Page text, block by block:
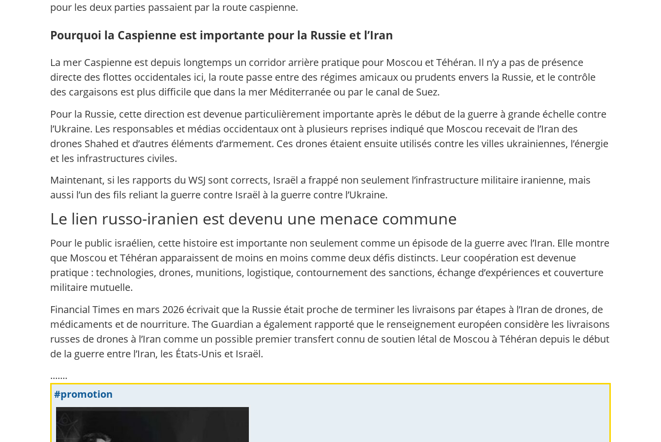
pour les deux parties passaient par la route caspienne.
Pourquoi la Caspienne est importante pour la Russie et l’Iran
La mer Caspienne est depuis longtemps un corridor arrière pratique pour Moscou et Téhéran. Il n’y a pas de présence
directe des flottes occidentales ici, la route passe entre des régimes amicaux ou prudents envers la Russie, et le contrôle
des cargaisons est plus difficile que dans la mer Méditerranée ou par le canal de Suez.
Pour la Russie, cette direction est devenue particulièrement importante après le début de la guerre à grande échelle contre
l’Ukraine. Les responsables et médias occidentaux ont à plusieurs reprises indiqué que Moscou recevait de l’Iran des
drones Shahed et d’autres éléments d’armement. Ces drones étaient ensuite utilisés contre les villes ukrainiennes, l’énergie
et les infrastructures civiles.
Maintenant, si les rapports du WSJ sont corrects, Israël a frappé non seulement l’infrastructure militaire iranienne, mais
aussi l’un des fils reliant la guerre contre Israël à la guerre contre l’Ukraine.
Le lien russo-iranien est devenu une menace commune
Pour le public israélien, cette histoire est importante non seulement comme un épisode de la guerre avec l’Iran. Elle montre
que Moscou et Téhéran apparaissent de moins en moins comme deux défis distincts. Leur coopération est devenue
pratique : technologies, drones, munitions, logistique, contournement des sanctions, échange d’expériences et couverture
militaire mutuelle.
Financial Times en mars 2026 écrivait que la Russie était proche de terminer les livraisons par étapes à l’Iran de drones, de
médicaments et de nourriture. The Guardian a également rapporté que le renseignement européen considère les livraisons
russes de drones à l’Iran comme un possible premier transfert connu de soutien létal de Moscou à Téhéran depuis le début
de la guerre entre l’Iran, les États-Unis et Israël.
.......
#promotion